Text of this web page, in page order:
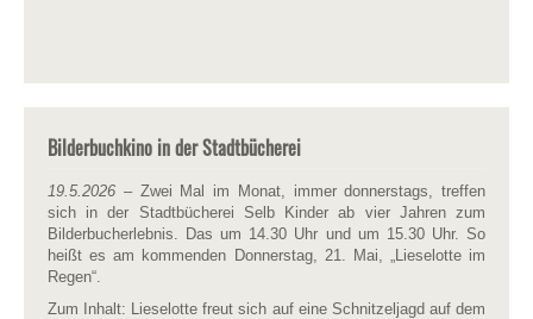
Bilderbuchkino in der Stadtbücherei
19.5.2026 – Zwei Mal im Monat, immer donnerstags, treffen
sich in der Stadtbücherei Selb Kinder ab vier Jahren zum
Bilderbucherlebnis. Das um 14.30 Uhr und um 15.30 Uhr. So
heißt es am kommenden Donnerstag, 21. Mai, „Lieselotte im
Regen“.
Zum Inhalt: Lieselotte freut sich auf eine Schnitzeljagd auf dem